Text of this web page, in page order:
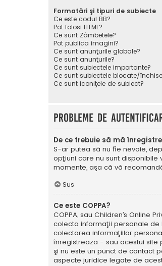
Formatări şi tipuri de subiecte
Ce este codul BB?
Pot folosi HTML?
Ce sunt Zâmbetele?
Pot publica imagini?
Ce sunt anunţurile globale?
Ce sunt anunţurile?
Ce sunt subiectele importante?
Ce sunt subiectele blocate/
Ce sunt iconiţele de subiect?
Probleme de
De ce trebuie să mă
S-ar putea să nu fie nevoie,
opţiuni care nu sunt
momente, aşa că vă
Sus
Ce este COPPA?
COPPA, sau Children’s Online
colecta informaţii personale de
colectarea informaţiilor
înregistrează - sau acestui site
şi nu este un punct de contact
aspecte juridice legate de